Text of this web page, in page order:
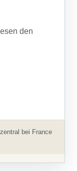
den
bei France